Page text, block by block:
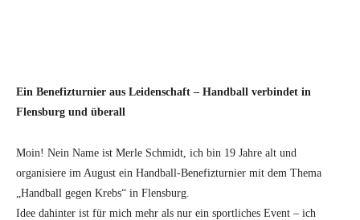
Ein Benefizturnier aus Leidenschaft – Handball verbindet in
Flensburg und überall
Moin! Nein Name ist Merle Schmidt, ich bin 19 Jahre alt und
organisiere im August ein Handball-Benefizturnier mit dem Thema
„Handball gegen Krebs“ in Flensburg.
Idee dahinter ist für mich mehr als nur ein sportliches Event – ich